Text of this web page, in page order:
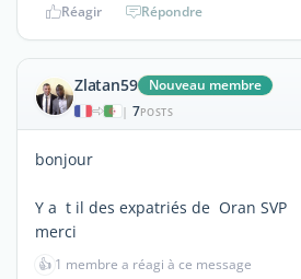
Réagir Répondre
Zlatan59 Nouveau membre
| 7POSTS
bonjour
Y a t il des expatriés de Oran SVP
merci
👍 1 membre a réagi à ce message